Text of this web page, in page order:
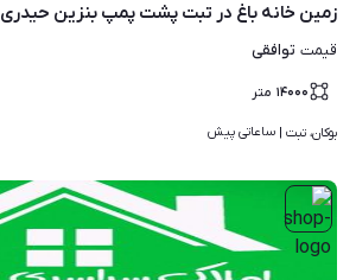
زمین خانه باغ در تبت پشت پمپ بنزین حیدری
قیمت توافقی
۱۴۰۰۰ متر
بوکان، تبت | ساعاتی پیش